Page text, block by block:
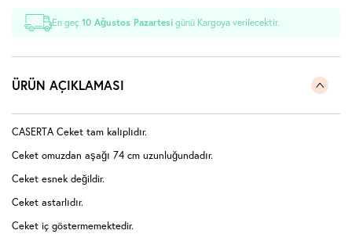
En geç10 Ağustos Pazartesi günü Kargoya verilecektir.
ÜRÜN AÇIKLAMASI
CASERTA Ceket tam kalıplıdır.
Ceket omuzdan aşağı 74 cm uzunluğundadır.
Ceket esnek değildir.
Ceket astarlıdır.
Ceket iç göstermemektedir.